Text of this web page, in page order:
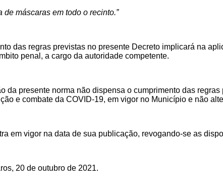
de máscaras em todo o recinto.”
das regras previstas no presente Decreto implicará na
penal, a cargo da autoridade competente.
da presente norma não dispensa o cumprimento das
e combate da COVID-19, em vigor no Município e não
em vigor na data de sua publicação, revogando-se as
20 de outubro de 2021.